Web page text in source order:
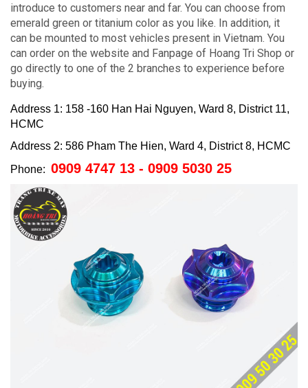
introduce to customers near and far. You can choose from
emerald green or titanium color as you like. In addition, it
can be mounted to most vehicles present in Vietnam. You
can order on the website and Fanpage of Hoang Tri Shop or
go directly to one of the 2 branches to experience before
buying.
Address 1: 158 -160 Han Hai Nguyen, Ward 8, District 11,
HCMC
Address 2: 586 Pham The Hien, Ward 4, District 8, HCMC
Phone: 0909 4747 13 - 0909 5030 25